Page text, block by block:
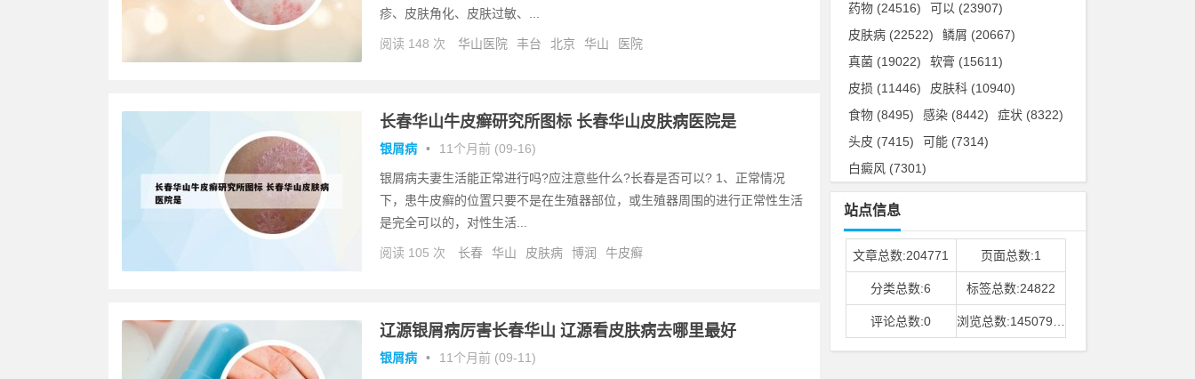
疹、皮肤角化、皮肤过敏、...
阅读 148 次 华山医院 丰台 北京 华山 医院
长春华山牛皮癣研究所图标 长春华山皮肤病医院是
银屑病 • 11个月前 (09-16)
银屑病夫妻生活能正常进行吗?应注意些什么?长春是否可以? 1、正常情况
下，患牛皮癣的位置只要不是在生殖器部位，或生殖器周围的进行正常性生活
是完全可以的，对性生活...
阅读 105 次 长春 华山 皮肤病 博润 牛皮癣
辽源银屑病厉害长春华山 辽源看皮肤病去哪里最好
银屑病 • 11个月前 (09-11)
药物 (24516) 可以 (23907)
皮肤病 (22522) 鳞屑 (20667)
真菌 (19022) 软膏 (15611)
皮损 (11446) 皮肤科 (10940)
食物 (8495) 感染 (8442) 症状 (8322)
头皮 (7415) 可能 (7314)
白癜风 (7301)
站点信息
文章总数:204771 页面总数:1
分类总数:6 标签总数:24822
评论总数:0